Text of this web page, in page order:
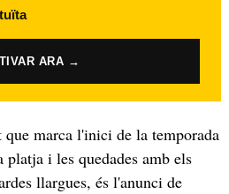
ARA →
marca l'inici de la temporada
platja i les quedades amb els
llargues, és l'anunci de